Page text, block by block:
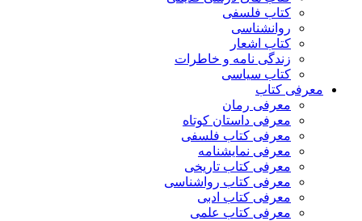
کتاب فلسفی
روانشناسی
کتاب اشعار
زندگی نامه و خاطرات
کتاب سیاسی
معرفی کتاب
معرفی رمان
معرفی داستان کوتاه
معرفی کتاب فلسفی
معرفی نمایشنامه
معرفی کتاب تاریخی
معرفی کتاب رواشناسی
معرفی کتاب ادبی
معرفی کتاب علمی